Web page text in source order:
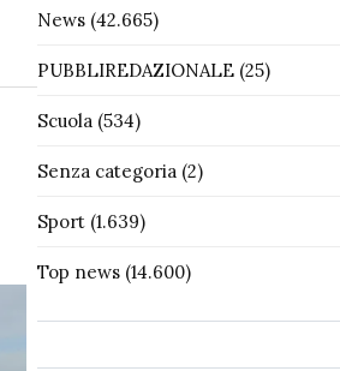
News(42.665)
PUBBLIREDAZIONALE(25)
Scuola(534)
Senza categoria(2)
Sport(1.639)
Top news(14.600)